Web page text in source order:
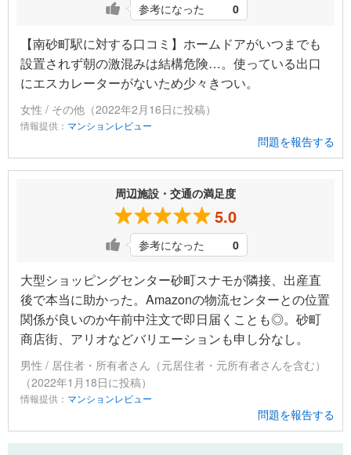
参考になった 0
【南砂町駅に対する口コミ】ホームドアがいつまでも
設置されず朝の激混みは結構危険…。使っている出口
にエスカレーターがないため少々きつい。
女性 / その他（2022年2月16日に投稿）
情報提供： マンションレビュー
問題を報告する
周辺施設・交通の満足度
5.0
参考になった 0
大型ショッピングセンター砂町スナモが隣接、出産直
後で本当に助かった。Amazonの物流センターとの位置
関係が良いのか午前中注文で即日届くことも◎。砂町
商店街、アリオなどバリエーションも申し分なし。
男性 / 居住者・所有者さん（元居住者・元所有者さんを含む）
（2022年1月18日に投稿）
情報提供： マンションレビュー
問題を報告する